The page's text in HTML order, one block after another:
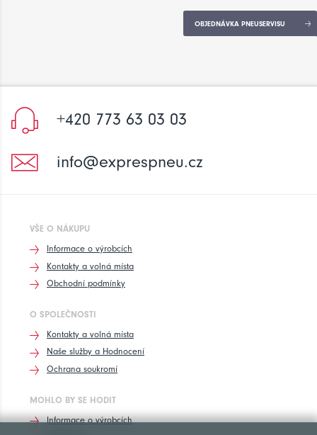
OBJEDNÁVKA PNEUSERVISU
+420 773 63 03 03
info@exprespneu.cz
VŠE O NÁKUPU
Informace o výrobcích
Kontakty a volná místa
Obchodní podmínky
O SPOLEČNOSTI
Kontakty a volná místa
Naše služby a Hodnocení
Ochrana soukromí
MOHLO BY SE HODIT
Informace o výrobcích